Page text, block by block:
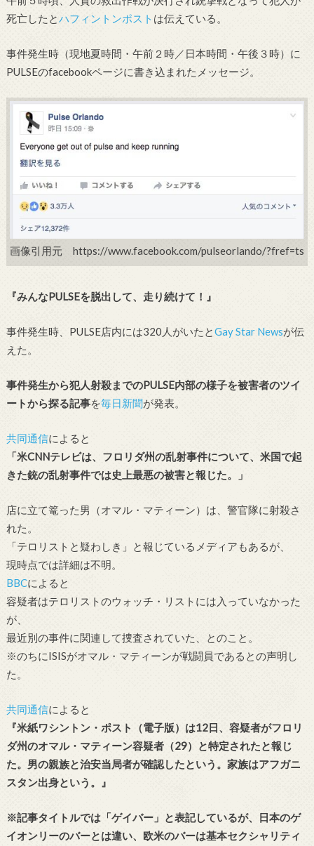
死亡したとハフィントンポスト は伝えている。
事件発生時（現地夏時間・午前２時／日本時間・午後３時）に
PULSEのfacebookページに書き込まれたメッセージ。
画像引用元 https://www.facebook.com/pulseorlando/?fref=ts
『みんなPULSEを脱出して、走り続けて！』
事件発生時、PULSE店内には320人がいたとGay Star Newsが伝
えた。
事件発生から犯人射殺までのPULSE内部の様子を被害者のツイ
ートから探る記事を毎日新聞が発表。
共同通信によると
「米CNNテレビは、フロリダ州の乱射事件について、米国で起
きた銃の乱射事件では史上最悪の被害と報じた。」
店に立て篭った男（オマル・マティーン）は、警官隊に射殺さ
れた。
「テロリストと疑わしき」と報じているメディアもあるが、
現時点では詳細は不明。
BBCによると
容疑者はテロリストのウォッチ・リストには入っていなかった
が、
最近別の事件に関連して捜査されていた、とのこと。
※のちにISISがオマル・マティーンが戦闘員であるとの声明し
た。
共同通信によると
『米紙ワシントン・ポスト（電子版）は12日、容疑者がフロリ
ダ州のオマル・マティーン容疑者（29）と特定されたと報じ
た。男の親族と治安当局者が確認したという。家族はアフガニ
スタン出身という。』
※記事タイトルでは「ゲイバー」と表記しているが、日本のゲ
イオンリーのバーとは違い、欧米のバーは基本セクシャリティ